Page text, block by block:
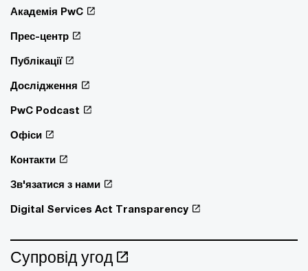
Академія PwC
Прес-центр
Публікації
Дослідження
PwC Podcast
Офіси
Контакти
Зв'язатися з нами
Digital Services Act Transparency
Супровід угод